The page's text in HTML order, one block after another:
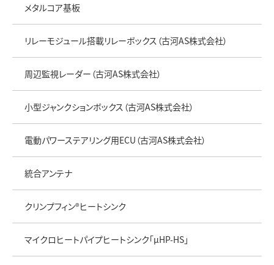
メタルコア基板
リレーモジュール搭載リレーボックス（古河AS株式会社）
周辺監視レーダー（古河AS株式会社）
小型ジャンクションボックス（古河AS株式会社）
電動パワーステアリング用ECU（古河AS株式会社）
統合アンテナ
クリンプフィン®ヒートシンク
マイクロヒートパイプヒートシンク「μHP-HS」